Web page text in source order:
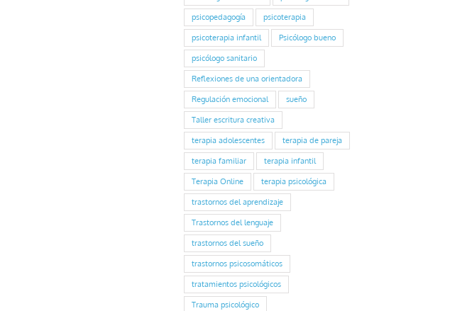
psicopedagogía psicoterapia
psicoterapia infantil Psicólogo bueno
psicólogo sanitario
Reflexiones de una orientadora
Regulación emocional sueño
Taller escritura creativa
terapia adolescentes terapia de pareja
terapia familiar terapia infantil
Terapia Online terapia psicológica
trastornos del aprendizaje
Trastornos del lenguaje
trastornos del sueño
trastornos psicosomáticos
tratamientos psicológicos
Trauma psicológico